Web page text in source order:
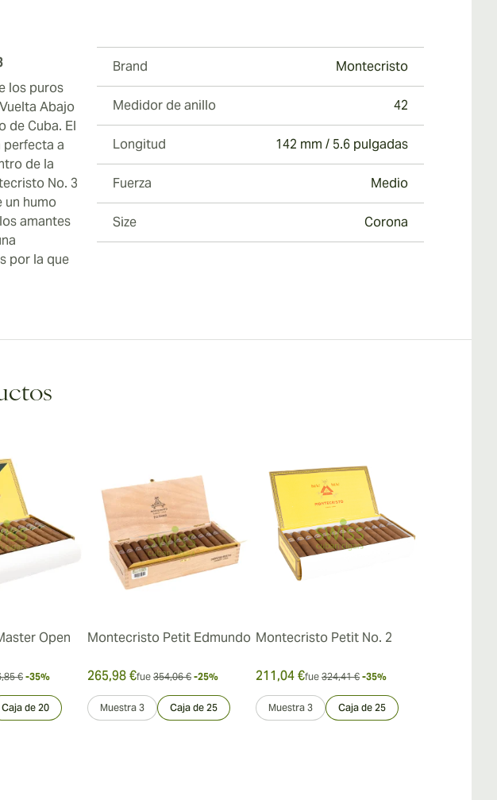
los puros
Abajo
de Cuba. El
a
de la
No. 3
un humo
amantes
por la que
Brand Montecristo
Medidor de anillo 42
Longitud 142 mm / 5.6 pulgadas
Fuerza Medio
Size Corona
Open
€ -35%
Caja de 20
Montecristo Petit Edmundo
265,98 €fue 354,06 € -25%
Muestra 3 Caja de 25
Montecristo Petit No. 2
211,04 €fue 324,41 € -35%
Muestra 3 Caja de 25